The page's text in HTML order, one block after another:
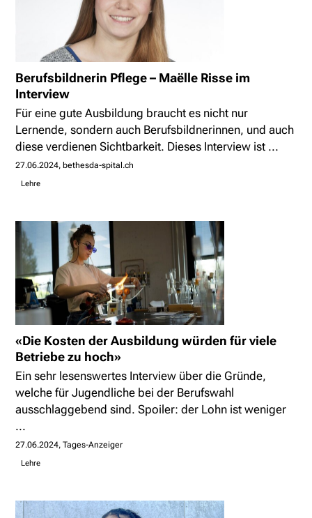
Berufsbildnerin Pflege – Maëlle Risse im
Interview
Für eine gute Ausbildung braucht es nicht nur
Lernende, sondern auch Berufsbildnerinnen, und auch
diese verdienen Sichtbarkeit. Dieses Interview ist ...
27.06.2024 bethesda-spital.ch
Lehre
«Die Kosten der Ausbildung würden für viele
Betriebe zu hoch»
Ein sehr lesenswertes Interview über die Gründe,
welche für Jugendliche bei der Berufswahl
ausschlaggebend sind. Spoiler: der Lohn ist weniger
...
27.06.2024 Tages-Anzeiger
Lehre